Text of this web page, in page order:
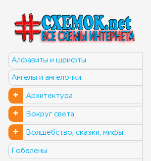
Алфавиты и шрифты
Ангелы и ангелочки
+ Архитектура
+ Вокруг света
+ Волшебство, сказки, мифы
Гобелены